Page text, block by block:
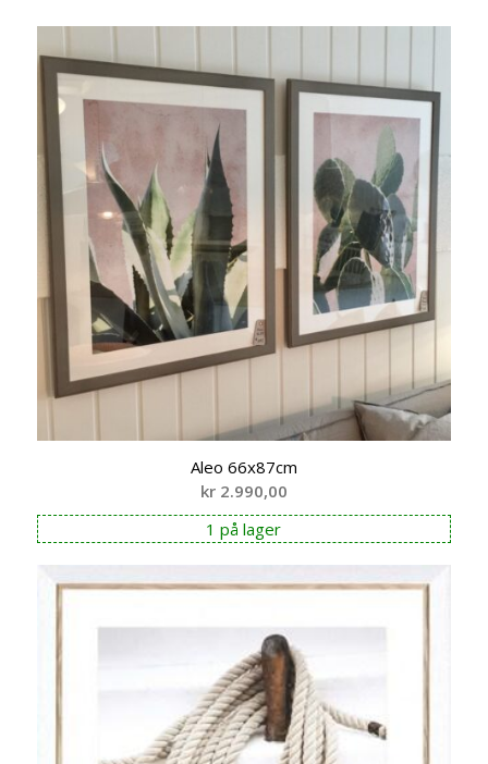
Aleo 66x87cm
kr2.990,00
1 på lager